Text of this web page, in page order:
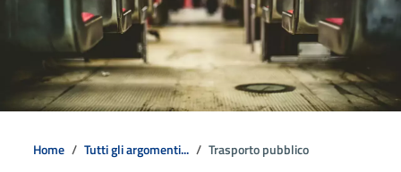
Home Tutti gli argomenti... Trasporto pubblico